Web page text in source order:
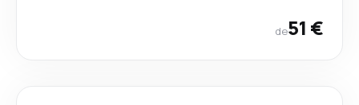
de51 €